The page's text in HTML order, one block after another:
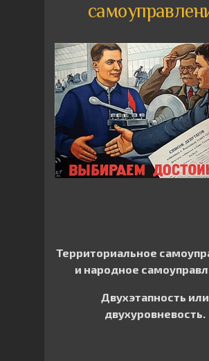
Территориальное
и народное
Двухэтапность или
двухуровневость.